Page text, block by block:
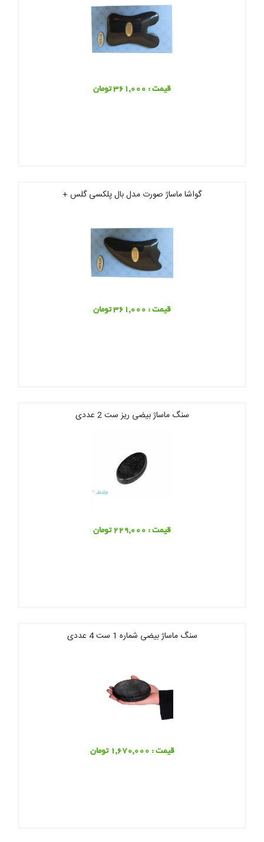
قیمت : 361,000 تومان
گواشا ماساژ صورت مدل بال پلکسی گلس +
قیمت : 361,000 تومان
سنگ ماساژ بیضی ریز ست 2 عددی
قیمت : 229,000 تومان
سنگ ماساژ بیضی شماره 1 ست 4 عددی
قیمت : 1,670,000 تومان